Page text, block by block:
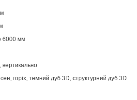
6000 мм
вертикально
горіх, темний дуб 3D, структурний дуб 3D